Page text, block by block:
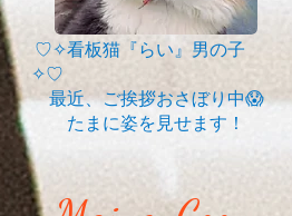
♡✧看板猫『らい』男の子
✧♡
最近、ご挨拶おさぼり中😱
たまに姿を見せます！